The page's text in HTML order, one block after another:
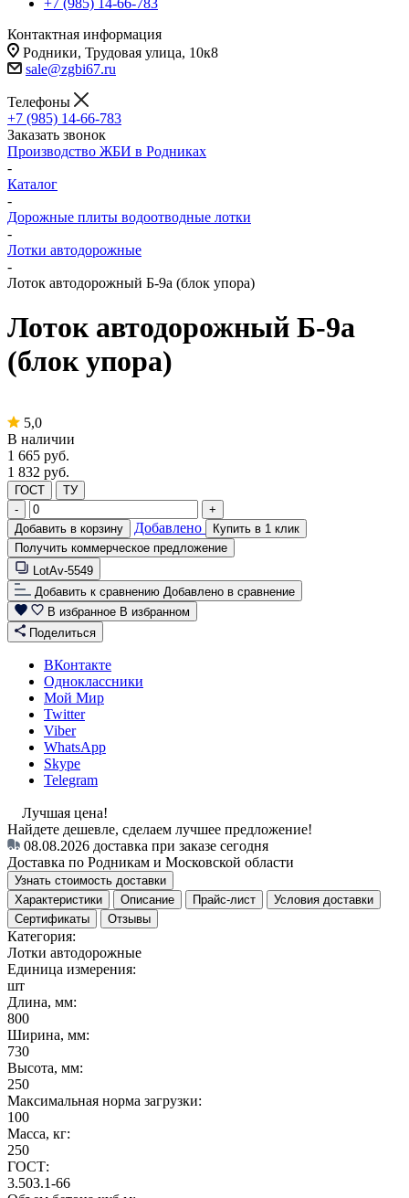
+7 (985) 14-66-783
Контактная информация
Родники, Трудовая улица, 10к8
sale@zgbi67.ru
Телефоны
+7 (985) 14-66-783
Заказать звонок
Производство ЖБИ в Родниках
-
Каталог
-
Дорожные плиты водоотводные лотки
-
Лотки автодорожные
-
Лоток автодорожный Б-9а (блок упора)
Лоток автодорожный Б-9а
(блок упора)
5,0
В наличии
1 665 руб.
1 832 руб.
ГОСТ
ТУ
-
+
Добавить в корзину
Добавлено
Купить в 1 клик
Получить коммерческое предложение
LotAv-5549
Добавить к сравнению Добавлено в сравнение
В избранное В избранном
Поделиться
ВКонтакте
Одноклассники
Мой Мир
Twitter
Viber
WhatsApp
Skype
Telegram
Лучшая цена!
Найдете дешевле, сделаем лучшее предложение!
08.08.2026 доставка при заказе сегодня
Доставка по Родникам и Московской области
Узнать стоимость доставки
Характеристики
Описание Прайс-лист
Условия доставки
Сертификаты
Отзывы
Категория:
Лотки автодорожные
Единица измерения:
шт
Длина, мм:
800
Ширина, мм:
730
Высота, мм:
250
Максимальная норма загрузки:
100
Масса, кг:
250
ГОСТ:
3.503.1-66